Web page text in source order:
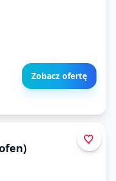
Zobacz ofertę